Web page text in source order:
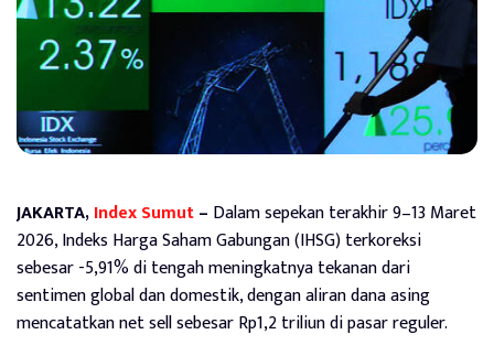
JAKARTA,Index Sumut– Dalam sepekan terakhir 9–13 Maret
2026, Indeks Harga Saham Gabungan (IHSG) terkoreksi
sebesar -5,91% di tengah meningkatnya tekanan dari
sentimen global dan domestik, dengan aliran dana asing
mencatatkan net sell sebesar Rp1,2 triliun di pasar reguler.